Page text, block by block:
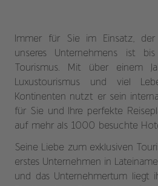
Immer für Sie im Einsatz,
unseres Unternehmens ist
Tourismus. Mit über einem
Luxustourismus und viel
Kontinenten nutzt er sein
für Sie und Ihre perfekte
auf mehr als 1000 besuchte
Seine Liebe zum exklusiven
erstes Unternehmen in
und das Unternehmertum liegt